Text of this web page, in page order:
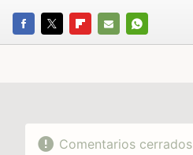
FACEBOOK
TWITTERFLIPBOARD
E-
WHATSAPP
Comentarios cerrados